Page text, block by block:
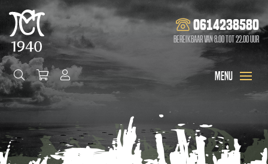
0614238580
Bereikbaar van 8.00 tot 22.00 uur